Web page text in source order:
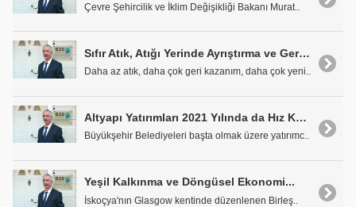
Çevre Şehircilik ve İklim Değişikliği Bakanı Murat..
Sıfır Atık, Atığı Yerinde Ayrıştırma ve Geri Kazanımın Önemi
Daha az atık, daha çok geri kazanım, daha çok yeni..
Altyapı Yatırımları 2021 Yılında da Hız Kesmedi
Büyükşehir Belediyeleri başta olmak üzere yatırımc..
Yeşil Kalkınma ve Döngüsel Ekonomi...
İskoçya'nın Glasgow kentinde düzenlenen Birleş..